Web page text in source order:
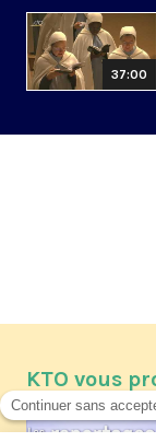
37:00
KTO vous